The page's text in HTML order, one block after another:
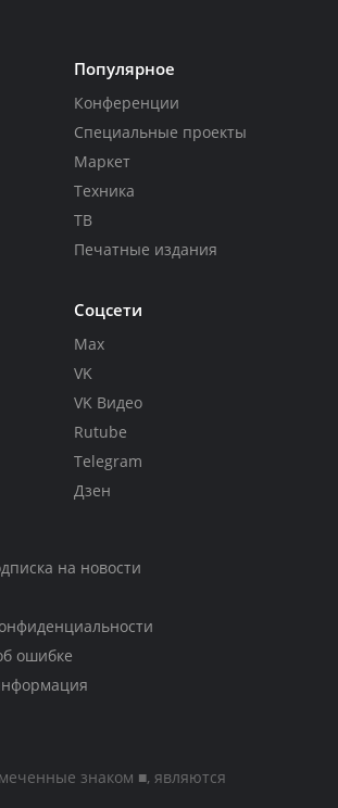
Популярное
Конференции
Специальные проекты
Маркет
Техника
ТВ
Печатные издания
Соцсети
Max
VK
VK Видео
Rutube
Telegram
Дзен
на новости
ошибке
знаком ■, являются